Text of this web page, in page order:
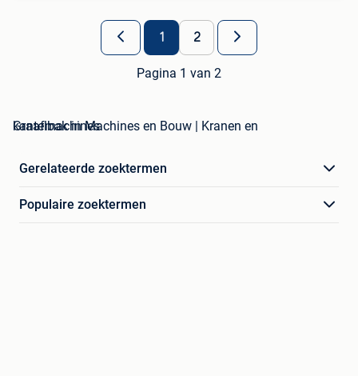
1 2
Pagina 1 van 2
kantelbak in Machines en Bouw | Kranen en Graafmachines
Gerelateerde zoektermen
Populaire zoektermen